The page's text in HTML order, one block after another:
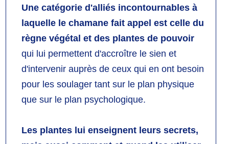
Une catégorie d'alliés incontournables à
laquelle le chamane fait appel est celle du
règne végétal et des plantes de pouvoir
qui lui permettent d'accroître le sien et
d'intervenir auprès de ceux qui en ont besoin
pour les soulager tant sur le plan physique
que sur le plan psychologique.
Les plantes lui enseignent leurs secrets,